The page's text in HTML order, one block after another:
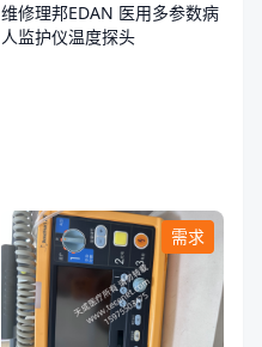
维修理邦EDAN 医用多参数病
人监护仪温度探头
需求